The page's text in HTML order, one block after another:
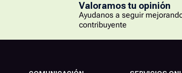
Valoramos tu opinión
Ayudanos a seguir
contribuyente